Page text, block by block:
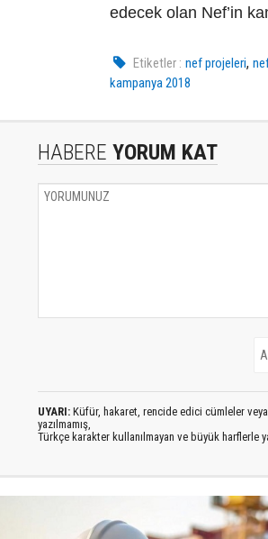
edecek olan Nef’in
Etiketler : nef projeleri,
kampanya 2018
HABERE YORUM KAT
UYARI: Küfür, hakaret, rencide edici cümleler
yazılmamış,
Türkçe karakter kullanılmayan ve büyük harflerle